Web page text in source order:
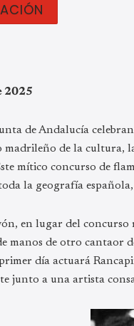
2025
de Andalucía
madrileño de la cultura,
mítico concurso de
la geografía
en lugar del
manos de otro cantaor
día actuará
junto a una artista